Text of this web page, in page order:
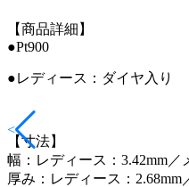
<
【商品詳細】
●Pt900
●レディース：ダイヤ入り
【寸法】
幅：レディース：3.42mm／
厚み：レディース：2.68mm